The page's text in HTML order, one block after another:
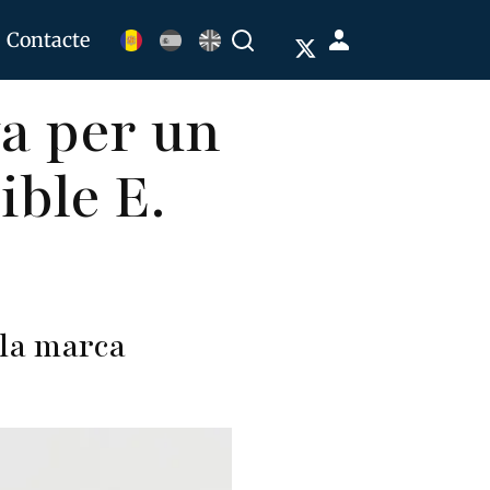
Contacte BuscarMenú
de
per un
E.
marca